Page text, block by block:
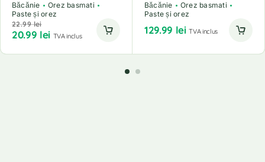
Băcănie
Orez basmati
Paste și orez
22.99lei
20.99 lei TVA inclus
Băcănie
Orez basmati
Paste și orez
129.99 lei TVA inclus